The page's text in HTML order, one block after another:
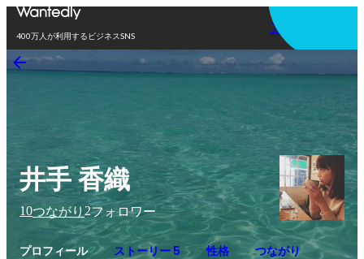
400万人が利用するビジネスSNS
アプリを使う
井手 香織
10つながり 2フォロワー
プロフィール ストーリー 5 性格 つながり